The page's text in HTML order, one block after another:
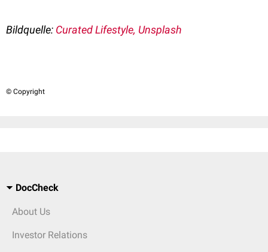
Bildquelle: Curated Lifestyle, Unsplash
© Copyright
DocCheck
About Us
Investor Relations